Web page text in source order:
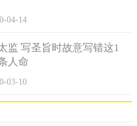
04-14
监 写圣旨时故意写错这1
人命
03-10